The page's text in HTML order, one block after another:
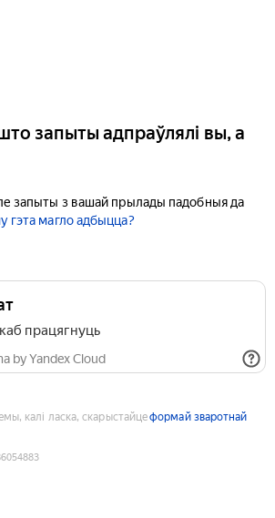
запыты адпраўлялі вы, а
запыты з вашай прылады падобныя да
гэта магло адбыцца?
працягнуць
by Yandex Cloud
калі ласка, скарыстайцеформай зваротнай